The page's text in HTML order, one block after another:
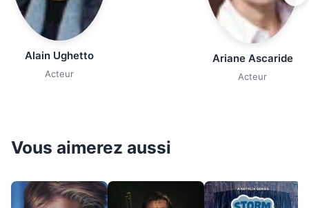
Alain Ughetto
Acteur
Ariane Ascaride
Acteur
Vous aimerez aussi